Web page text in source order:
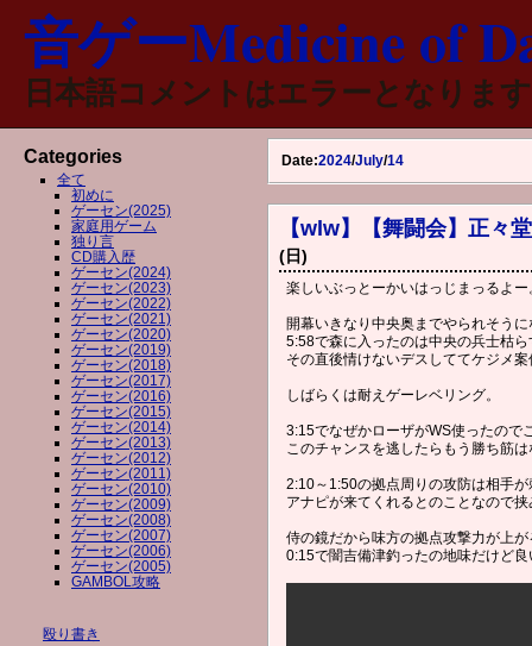
音ゲーMedicine of
日本語コメントはエラーとなりま
Date:2024/July/14
【wlw】【舞闘会】正々
(日)
楽しいぶっとーかいはっじまっるよ
開幕いきなり中央奥までやられそう
5:58で森に入ったのは中央の兵士枯
その直後情けないデスしててケジメ案
しばらくは耐えゲーレベリング。
3:15でなぜかローザがWS使ったので
このチャンスを逃したらもう勝ち筋
2:10～1:50の拠点周りの攻防は相手
アナピが来てくれるとのことなので
侍の鏡だから味方の拠点攻撃力が上
0:15で闇吉備津釣ったの地味だけど
Categories
全て
初めに
ゲーセン(2025)
家庭用ゲーム
独り言
CD購入歴
ゲーセン(2024)
ゲーセン(2023)
ゲーセン(2022)
ゲーセン(2021)
ゲーセン(2020)
ゲーセン(2019)
ゲーセン(2018)
ゲーセン(2017)
ゲーセン(2016)
ゲーセン(2015)
ゲーセン(2014)
ゲーセン(2013)
ゲーセン(2012)
ゲーセン(2011)
ゲーセン(2010)
ゲーセン(2009)
ゲーセン(2008)
ゲーセン(2007)
ゲーセン(2006)
ゲーセン(2005)
GAMBOL攻略
殴り書き